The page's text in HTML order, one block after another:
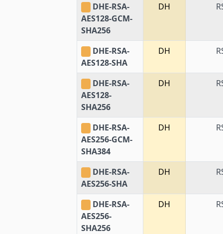
DHE-RSA-
AES128-GCM-
SHA256
DH
DHE-RSA-
AES128-SHA
DH
DHE-RSA-
AES128-
SHA256
DH
DHE-RSA-
AES256-GCM-
SHA384
DH
DHE-RSA-
AES256-SHA
DH
DHE-RSA-
AES256-
SHA256
DH